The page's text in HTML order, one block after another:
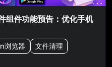
组件功能预告：优化手机
浏览器 文件清理